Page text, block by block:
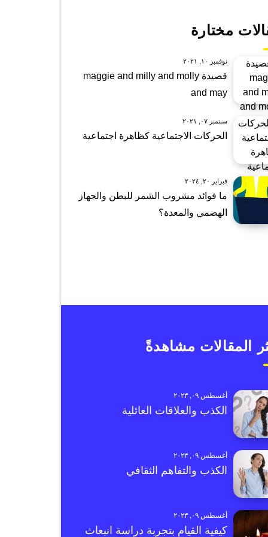
مختارة
نوفمبر ١٠, ٢٠٢١
قصيدة maggie and milly and molly
and may
سبتمبر ٠٧, ٢٠٢١
الحركات الاجتماعية كظاهرة اجتماعية
فبراير ٢٠, ٢٠٢٤
ما فوائد مشروب الشمر للبطن والجهاز
الهضمي والمعدة؟
المقالات مشاهدةً
أغسطس ٠٩, ٢٠٢٣
الكذب والعلاقات العائلية
أغسطس ٠٩, ٢٠٢٣
الكذب والتفاهم الثقافي
أغسطس ٠٩, ٢٠٢٣
كيفية القيام بتجربة دراسة انبعاث